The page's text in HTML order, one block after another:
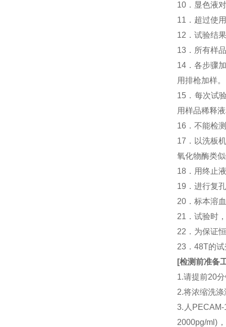
10．显色液
11．超过使
12．试验结
13．所有样
14．各步骤
用排枪加样。
15．每次试
用样品稀释
16．不能检
17．以洗板
氧化物酶类
18．用终止
19．进行复
20．标本溶
21．试验时
22．为保证
23．48T的
[检测前准备
1.请提前20
2.将浓缩洗
3.人
2000pg/ml)